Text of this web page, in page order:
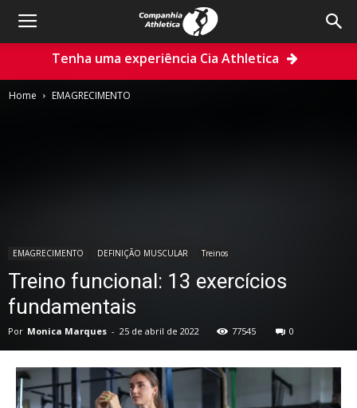
Tenha uma experiência Cia Athletica
Home EMAGRECIMENTO
EMAGRECIMENTO DEFINIÇÃO MUSCULAR Treinos
Treino funcional: 13 exercícios
fundamentais
Por Monica Marques - 25 de abril de 2022 77545 0